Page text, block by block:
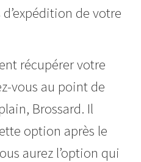
de votre
récupérer votre
vous au point de
Brossard. Il
option après le
aurez l’option qui